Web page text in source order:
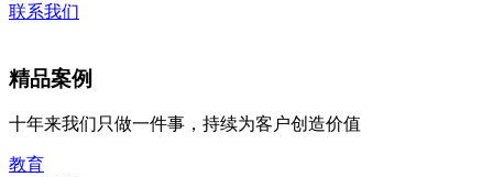
联系我们
精品案例
十年来我们只做一件事，持续为客户创造价值
教育